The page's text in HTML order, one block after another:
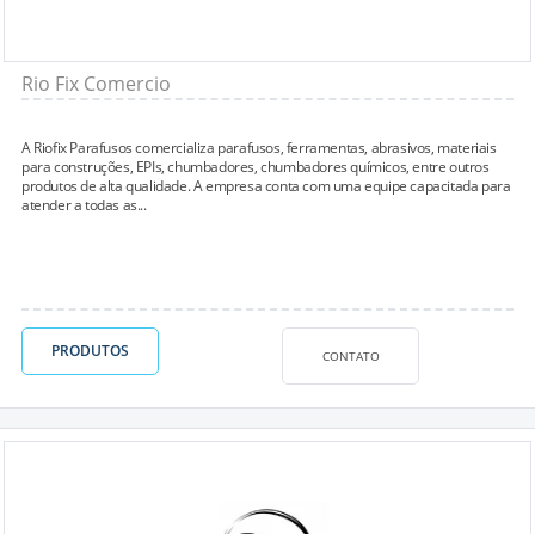
Rio Fix Comercio
A Riofix Parafusos comercializa parafusos, ferramentas, abrasivos, materiais
para construções, EPIs, chumbadores, chumbadores químicos, entre outros
produtos de alta qualidade. A empresa conta com uma equipe capacitada para
atender a todas as...
PRODUTOS CONTATO